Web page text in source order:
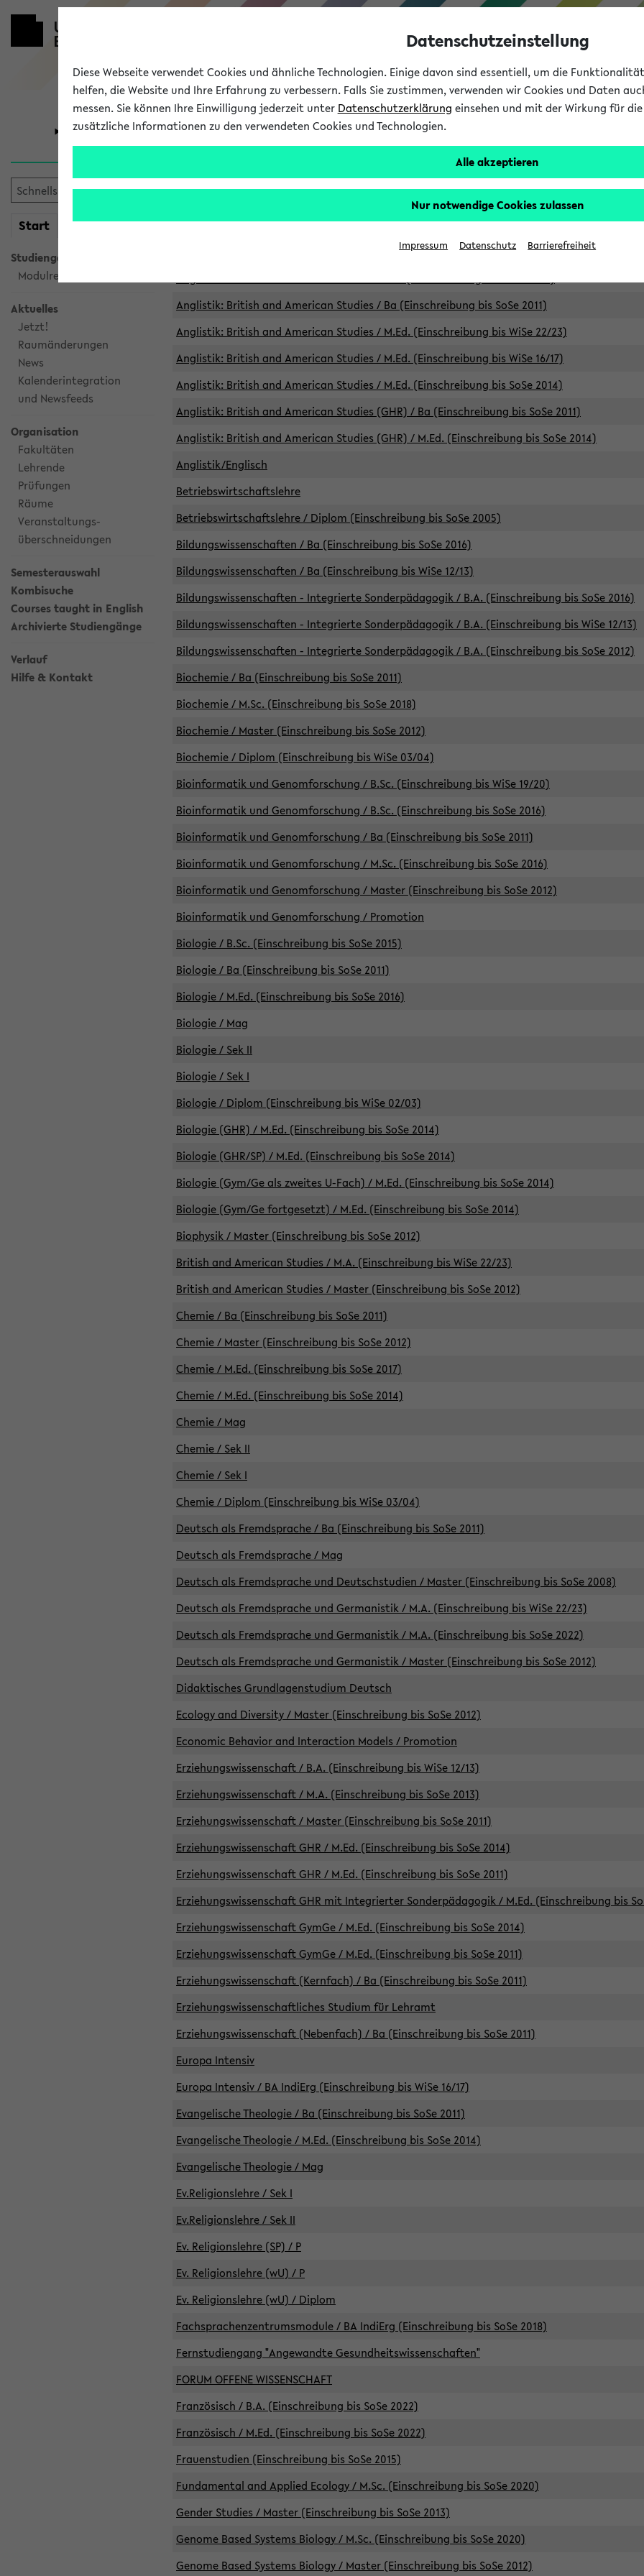
Universität Forschung Studium
Start meineKVV
Studiengangsauswahl
Modulrecherche
Aktuelles
Jetzt!
Raumänderungen
News
Kalenderintegration
und Newsfeeds
Organisation
Fakultäten
Lehrende
Prüfungen
Räume
Veranstaltungs-
überschneidungen
Semesterauswahl
Kombisuche
Courses taught in English
Archivierte Studiengänge
Verlauf
Hilfe & Kontakt
Archivierte Studiengänge
Anglistik: British and American Studies / B.A. (Einschreibung bis WiSe 16/17)
Anglistik: British and American Studies / B.A. (Einschreibung bis SoSe 2015)
Anglistik: British and American Studies / Ba (Einschreibung bis SoSe 2011)
Anglistik: British and American Studies / M.Ed. (Einschreibung bis WiSe 22/23)
Anglistik: British and American Studies / M.Ed. (Einschreibung bis WiSe 16/17)
Anglistik: British and American Studies / M.Ed. (Einschreibung bis SoSe 2014)
Anglistik: British and American Studies (GHR) / Ba (Einschreibung bis SoSe 2011)
Anglistik: British and American Studies (GHR) / M.Ed. (Einschreibung bis SoSe 2014)
Anglistik/Englisch
Betriebswirtschaftslehre
Betriebswirtschaftslehre / Diplom (Einschreibung bis SoSe 2005)
Bildungswissenschaften / Ba (Einschreibung bis SoSe 2016)
Bildungswissenschaften / Ba (Einschreibung bis WiSe 12/13)
Bildungswissenschaften - Integrierte Sonderpädagogik / B.A. (Einschreibung bis SoSe 2016)
Bildungswissenschaften - Integrierte Sonderpädagogik / B.A. (Einschreibung bis WiSe 12/13)
Bildungswissenschaften - Integrierte Sonderpädagogik / B.A. (Einschreibung bis SoSe 2012)
Biochemie / Ba (Einschreibung bis SoSe 2011)
Biochemie / M.Sc. (Einschreibung bis SoSe 2018)
Biochemie / Master (Einschreibung bis SoSe 2012)
Biochemie / Diplom (Einschreibung bis WiSe 03/04)
Bioinformatik und Genomforschung / B.Sc. (Einschreibung bis WiSe 19/20)
Bioinformatik und Genomforschung / B.Sc. (Einschreibung bis SoSe 2016)
Bioinformatik und Genomforschung / Ba (Einschreibung bis SoSe 2011)
Bioinformatik und Genomforschung / M.Sc. (Einschreibung bis SoSe 2016)
Bioinformatik und Genomforschung / Master (Einschreibung bis SoSe 2012)
Bioinformatik und Genomforschung / Promotion
Biologie / B.Sc. (Einschreibung bis SoSe 2015)
Biologie / Ba (Einschreibung bis SoSe 2011)
Biologie / M.Ed. (Einschreibung bis SoSe 2016)
Biologie / Mag
Biologie / Sek II
Biologie / Sek I
Biologie / Diplom (Einschreibung bis WiSe 02/03)
Biologie (GHR) / M.Ed. (Einschreibung bis SoSe 2014)
Biologie (GHR/SP) / M.Ed. (Einschreibung bis SoSe 2014)
Biologie (Gym/Ge als zweites U-Fach) / M.Ed. (Einschreibung bis SoSe 2014)
Biologie (Gym/Ge fortgesetzt) / M.Ed. (Einschreibung bis SoSe 2014)
Biophysik / Master (Einschreibung bis SoSe 2012)
British and American Studies / M.A. (Einschreibung bis WiSe 22/23)
British and American Studies / Master (Einschreibung bis SoSe 2012)
Chemie / Ba (Einschreibung bis SoSe 2011)
Chemie / Master (Einschreibung bis SoSe 2012)
Chemie / M.Ed. (Einschreibung bis SoSe 2017)
Chemie / M.Ed. (Einschreibung bis SoSe 2014)
Chemie / Mag
Chemie / Sek II
Chemie / Sek I
Chemie / Diplom (Einschreibung bis WiSe 03/04)
Deutsch als Fremdsprache / Ba (Einschreibung bis SoSe 2011)
Deutsch als Fremdsprache / Mag
Deutsch als Fremdsprache und Deutschstudien / Master (Einschreibung bis SoSe 2008)
Deutsch als Fremdsprache und Germanistik / M.A. (Einschreibung bis WiSe 22/23)
Deutsch als Fremdsprache und Germanistik / M.A. (Einschreibung bis SoSe 2022)
Deutsch als Fremdsprache und Germanistik / Master (Einschreibung bis SoSe 2012)
Didaktisches Grundlagenstudium Deutsch
Ecology and Diversity / Master (Einschreibung bis SoSe 2012)
Economic Behavior and Interaction Models / Promotion
Erziehungswissenschaft / B.A. (Einschreibung bis WiSe 12/13)
Erziehungswissenschaft / M.A. (Einschreibung bis SoSe 2013)
Erziehungswissenschaft / Master (Einschreibung bis SoSe 2011)
Erziehungswissenschaft GHR / M.Ed. (Einschreibung bis SoSe 2014)
Erziehungswissenschaft GHR / M.Ed. (Einschreibung bis SoSe 2011)
Erziehungswissenschaft GHR mit Integrierter Sonderpädagogik / M.Ed. (Einschreibung bis
Erziehungswissenschaft GymGe / M.Ed. (Einschreibung bis SoSe 2014)
Erziehungswissenschaft GymGe / M.Ed. (Einschreibung bis SoSe 2011)
Erziehungswissenschaft (Kernfach) / Ba (Einschreibung bis SoSe 2011)
Erziehungswissenschaftliches Studium für Lehramt
Erziehungswissenschaft (Nebenfach) / Ba (Einschreibung bis SoSe 2011)
Europa Intensiv
Europa Intensiv / BA IndiErg (Einschreibung bis WiSe 16/17)
Evangelische Theologie / Ba (Einschreibung bis SoSe 2011)
Evangelische Theologie / M.Ed. (Einschreibung bis SoSe 2014)
Evangelische Theologie / Mag
Ev.Religionslehre / Sek I
Ev.Religionslehre / Sek II
Ev. Religionslehre (SP) / P
Ev. Religionslehre (wU) / P
Ev. Religionslehre (wU) / Diplom
Fachsprachenzentrumsmodule / BA IndiErg (Einschreibung bis SoSe 2018)
Fernstudiengang "Angewandte Gesundheitswissenschaften"
FORUM OFFENE WISSENSCHAFT
Französisch / B.A. (Einschreibung bis SoSe 2022)
Französisch / M.Ed. (Einschreibung bis SoSe 2022)
Frauenstudien (Einschreibung bis SoSe 2015)
Fundamental and Applied Ecology / M.Sc. (Einschreibung bis SoSe 2020)
Gender Studies / Master (Einschreibung bis SoSe 2013)
Genome Based Systems Biology / M.Sc. (Einschreibung bis SoSe 2020)
Genome Based Systems Biology / Master (Einschreibung bis SoSe 2012)
Datenschutzeinstellung
Diese Webseite verwendet Cookies und ähnliche Technologien. Einige davon sind essentiell, um die
helfen, die Website und Ihre Erfahrung zu verbessern. Falls Sie zustimmen, verwenden wir Cookies und Daten
messen. Sie können Ihre Einwilligung jederzeit unter Datenschutzerklärung einsehen und mit der Wirkung für
zusätzliche Informationen zu den verwendeten Cookies und Technologien.
Alle akzeptieren
Nur notwendige Cookies zulassen
Impressum Datenschutz Barrierefreiheit